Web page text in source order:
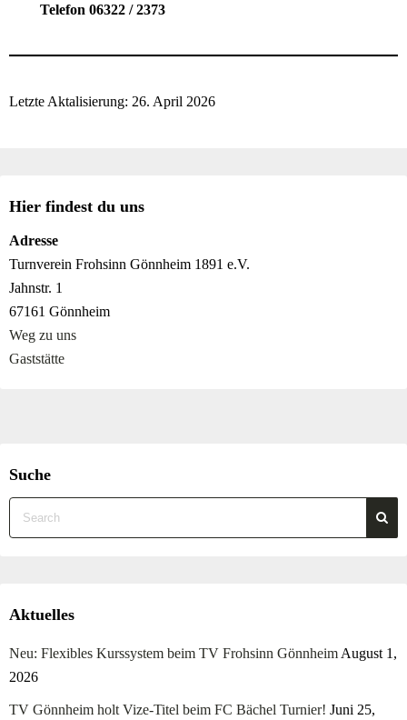
Telefon 06322 / 2373
Letzte Aktalisierung: 26. April 2026
Hier findest du uns
Adresse
Turnverein Frohsinn Gönnheim 1891 e.V.
Jahnstr. 1
67161 Gönnheim
Weg zu uns
Gaststätte
Suche
Aktuelles
Neu: Flexibles Kurssystem beim TV Frohsinn Gönnheim August 1,
2026
TV Gönnheim holt Vize-Titel beim FC Bächel Turnier! Juni 25,